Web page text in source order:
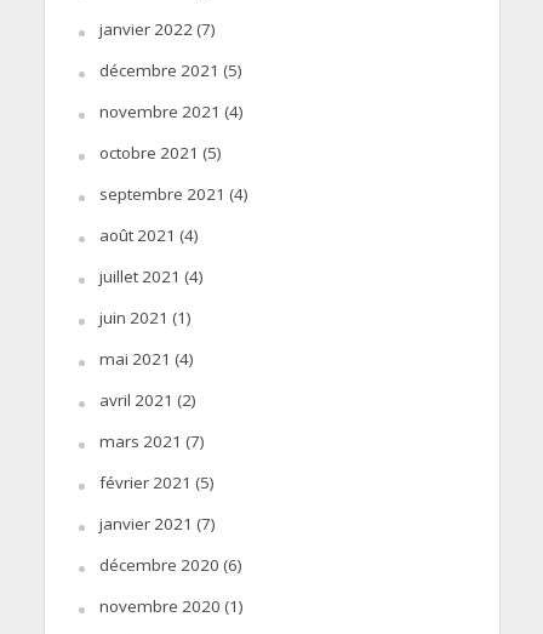
janvier 2022(7)
décembre 2021 (5)
novembre 2021 (4)
octobre 2021 (5)
septembre 2021 (4)
août 2021 (4)
juillet 2021 (4)
juin 2021 (1)
mai 2021 (4)
avril 2021 (2)
mars 2021 (7)
février 2021 (5)
janvier 2021 (7)
décembre 2020 (6)
novembre 2020 (1)